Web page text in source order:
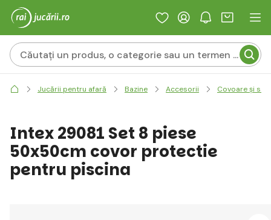
Jucării pentru afară Bazine Accesorii Covoare și
Intex 29081 Set 8 piese
50x50cm covor protectie
pentru piscina